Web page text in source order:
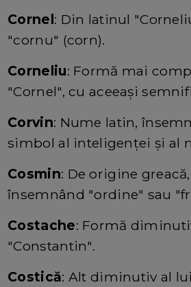
Cornel: Din latinul
"cornu" (corn).
Corneliu: Formă mai
"Cornel", cu aceeași
Corvin: Nume latin,
simbol al inteligenței și al
Cosmin: De origine
însemnând "ordine" sau
Costache: Formă
"Constantin".
Costică: Alt diminutiv al